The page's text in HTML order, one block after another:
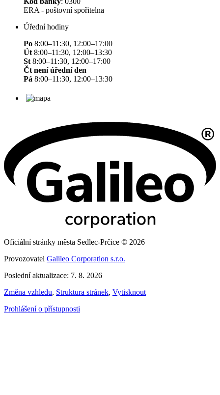
ERA - poštovní spořitelna
Úřední hodiny
Po 8:00–11:30, 12:00–17:00
Út 8:00–11:30, 12:00–13:30
St 8:00–11:30, 12:00–17:00
Čt není úřední den
Pá 8:00–11:30, 12:00–13:30
Oficiální stránky města Sedlec-Prčice © 2026
Provozovatel Galileo Corporation s.r.o.
Poslední aktualizace: 7. 8. 2026
Změna vzhledu, Struktura stránek, Vytisknout
Prohlášení o přístupnosti